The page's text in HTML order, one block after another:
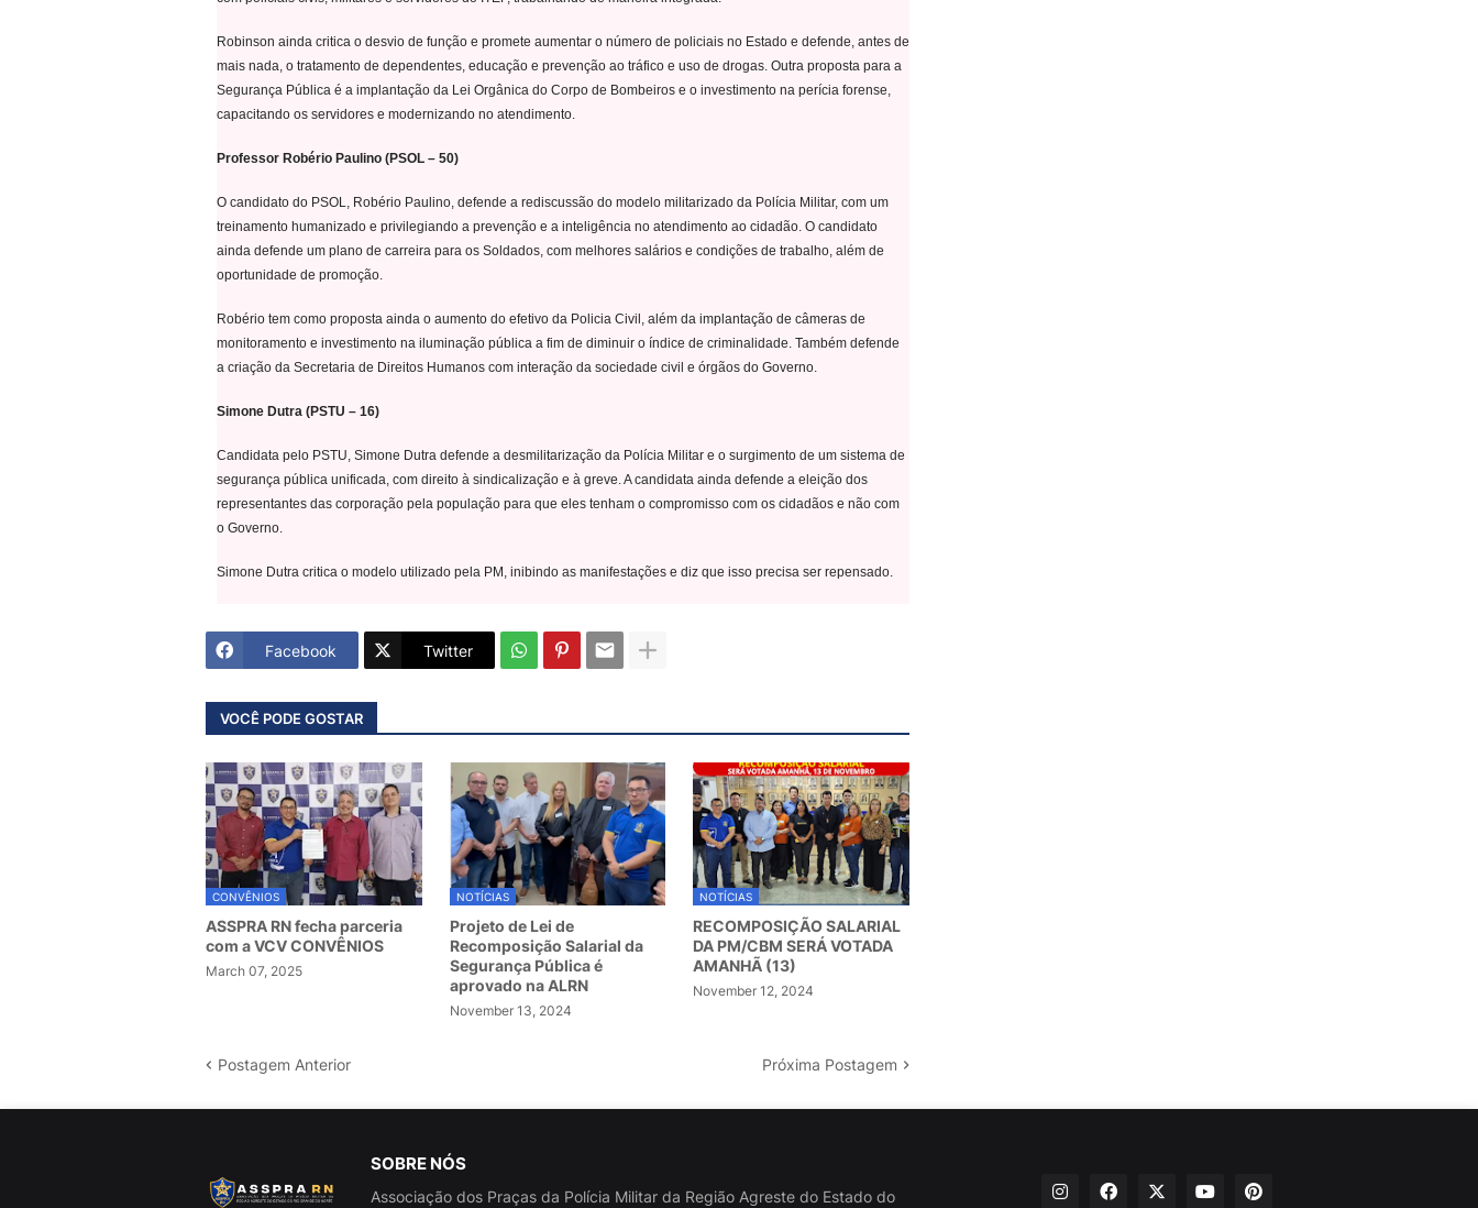
Robinson ainda critica o desvio de função e promete aumentar o número de policiais no Estado e defende, antes de
mais nada, o tratamento de dependentes, educação e prevenção ao tráfico e uso de drogas. Outra proposta para a
Segurança Pública é a implantação da Lei Orgânica do Corpo de Bombeiros e o investimento na perícia forense,
capacitando os servidores e modernizando no atendimento.
Professor Robério Paulino (PSOL – 50)
O candidato do PSOL, Robério Paulino, defende a rediscussão do modelo militarizado da Polícia Militar, com um
treinamento humanizado e privilegiando a prevenção e a inteligência no atendimento ao cidadão. O candidato
ainda defende um plano de carreira para os Soldados, com melhores salários e condições de trabalho, além de
oportunidade de promoção.
Robério tem como proposta ainda o aumento do efetivo da Policia Civil, além da implantação de câmeras de
monitoramento e investimento na iluminação pública a fim de diminuir o índice de criminalidade. Também defende
a criação da Secretaria de Direitos Humanos com interação da sociedade civil e órgãos do Governo.
Simone Dutra (PSTU – 16)
Candidata pelo PSTU, Simone Dutra defende a desmilitarização da Polícia Militar e o surgimento de um sistema de
segurança pública unificada, com direito à sindicalização e à greve. A candidata ainda defende a eleição dos
representantes das corporação pela população para que eles tenham o compromisso com os cidadãos e não com
o Governo.
Simone Dutra critica o modelo utilizado pela PM, inibindo as manifestações e diz que isso precisa ser repensado.
Facebook Twitter
VOCÊ PODE GOSTAR
CONVÊNIOS
ASSPRA RN fecha parceria
com a VCV CONVÊNIOS
March 07, 2025
NOTÍCIAS
Projeto de Lei de
Recomposição Salarial da
Segurança Pública é
aprovado na ALRN
November 13, 2024
NOTÍCIAS
RECOMPOSIÇÃO SALARIAL
DA PM/CBM SERÁ VOTADA
AMANHÃ (13)
November 12, 2024
Postagem Anterior Próxima Postagem
SOBRE NÓS
Associação dos Praças da Polícia Militar da Região Agreste do Estado do